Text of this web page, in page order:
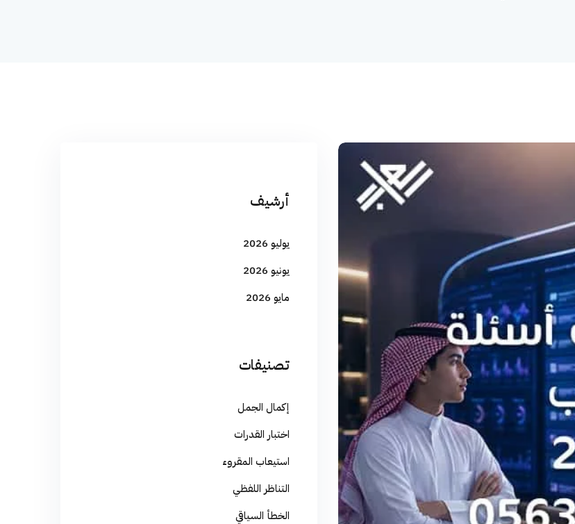
أرشيف
يوليو 2026
يونيو 2026
مايو 2026
تصنيفات
إكمال الجمل
اختبار القدرات
استيعاب المقروء
التناظر اللفظي
الخطأ السياقي